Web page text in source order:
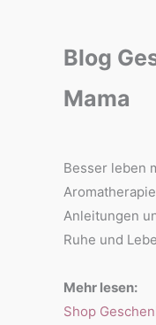
Blog
Mama
Besser leben
Anleitungen
Ruhe und
Mehr lesen:
Shop